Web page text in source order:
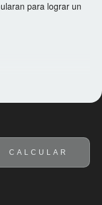
para lograr un
CALCULAR